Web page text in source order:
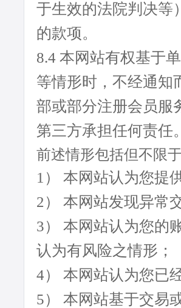
于生效的法院判决等
的款项。
8.4 本网站有权基于
等情形时，不经通知
部或部分注册会员服
第三方承担任何责任
前述情形包括但不限
1） 本网站认为您提
2） 本网站发现异常
3） 本网站认为您的
认为有风险之情形；
4） 本网站认为您已
5） 本网站基于交易